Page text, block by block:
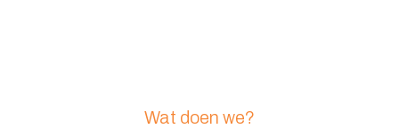
Wat doen we?